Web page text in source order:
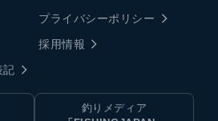
プライバシーポリシー
採用情報
記
釣りメディア